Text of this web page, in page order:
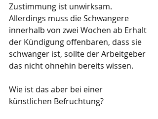
Zustimmung ist unwirksam.
Allerdings muss die Schwangere
innerhalb von zwei Wochen ab Erhalt
der Kündigung offenbaren, dass sie
schwanger ist, sollte der Arbeitgeber
das nicht ohnehin bereits wissen.
Wie ist das aber bei einer
künstlichen Befruchtung?